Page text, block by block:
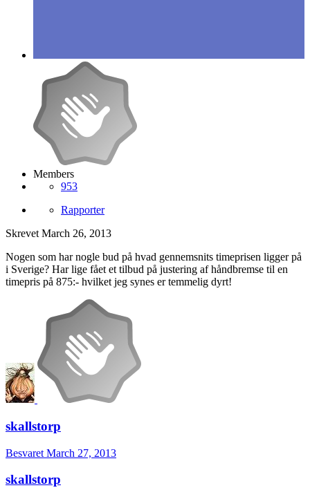
Members
953
Rapporter
Skrevet March 26, 2013
Nogen som har nogle bud på hvad gennemsnits timeprisen ligger på
i Sverige? Har lige fået et tilbud på justering af håndbremse til en
timepris på 875:- hvilket jeg synes er temmelig dyrt!
skallstorp
Besvaret March 27, 2013
skallstorp